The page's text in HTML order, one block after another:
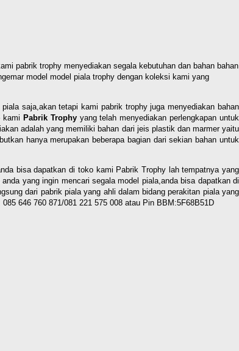
pabrik trophy menyediakan segala kebutuhan dan bahan bahan
model model piala trophy dengan koleksi kami yang
saja,akan tetapi kami pabrik trophy juga menyediakan bahan
kami Pabrik Trophyyang telah menyediakan perlengkapan untuk
adalah yang memiliki bahan dari jeis plastik dan marmer yaitu
hanya merupakan beberapa bagian dari sekian bahan untuk
bisa dapatkan di toko kami Pabrik Trophy lah tempatnya yang
yang ingin mencari segala model piala,anda bisa dapatkan di
dari pabrik piala yang ahli dalam bidang perakitan piala yang
646 760 871/081 221 575 008 atau Pin BBM:5F68B51D